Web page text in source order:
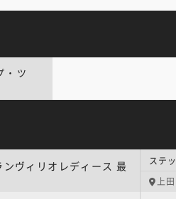
・ツ
ヴィリオレディース 最
上